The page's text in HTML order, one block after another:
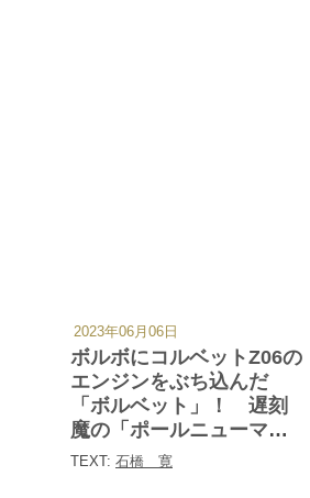
ボルボにコルベットZ06の
エンジンをぶち込んだ
「ボルベット」！ 遅刻
魔の「ポールニューマ
ン」に贈られた最強ワゴ
TEXT: 石橋 寛
2023年06月06日